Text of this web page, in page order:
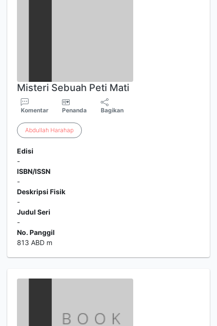
Misteri Sebuah Peti Mati
Komentar Penanda Bagikan
Abdullah Harahap
Edisi
-
ISBN/ISSN
-
Deskripsi Fisik
-
Judul Seri
-
No. Panggil
813 ABD m